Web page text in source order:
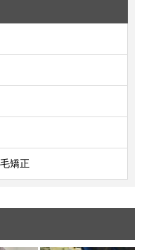
矯正